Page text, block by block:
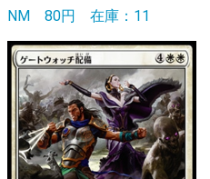
NM 80円 在庫：11